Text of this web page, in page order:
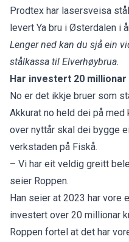
Prodtex har lasersveisa
levert Ya bru i Østerdalen i
Lenger ned kan du sjå ein
stålkassa til Elverhøybrua.
Har investert 20
No er det ikkje bruer som
Akkurat no held dei på
over nyttår skal dei bygge
verkstaden på Fiskå.
– Vi har eit veldig greitt
seier Roppen.
Han seier at 2023 har vore
investert over 20 millionar
Roppen fortel at det har